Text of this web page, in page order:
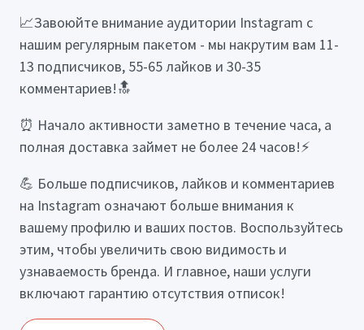
📈Завоюйте внимание аудитории Instagram с
нашим регулярным пакетом - мы накрутим вам 11-
13 подписчиков, 55-65 лайков и 30-35
комментариев!🔝
⏰ Начало активности заметно в течение часа, а
полная доставка займет не более 24 часов!⚡
💪 Больше подписчиков, лайков и комментариев
на Instagram означают больше внимания к
вашему профилю и ваших постов. Воспользуйтесь
этим, чтобы увеличить свою видимость и
узнаваемость бренда. И главное, наши услуги
включают гарантию отсутствия отписок!